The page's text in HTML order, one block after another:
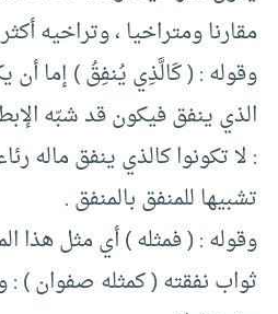
مقارنا ومتراخيا ، وتراخيه
وقوله : ( كَالَّذِي يُنفِقُ ) إما أن
الذي ينفق فيكون قد شبّه
: لا تكونوا كالذي ينفق ماله
تشبيها للمنفق بالمنفق .
وقوله : ( فمثله ) أي مثل هذا
ثواب نفقته ( كمثله صفوان ) :